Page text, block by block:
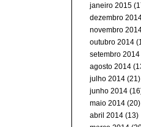
janeiro 2015
dezembro
novembro
outubro 2014
setembro 2014
agosto 2014
julho 2014 (21)
junho 2014
maio 2014 (20)
abril 2014 (13)